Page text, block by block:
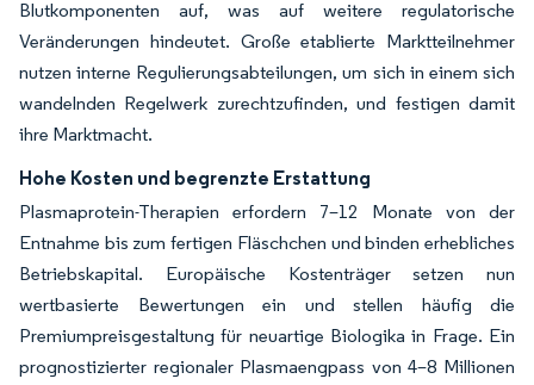
Blutkomponenten auf, was auf weitere regulatorische
Veränderungen hindeutet. Große etablierte Marktteilnehmer
nutzen interne Regulierungsabteilungen, um sich in einem sich
wandelnden Regelwerk zurechtzufinden, und festigen damit
ihre Marktmacht.
Hohe Kosten und begrenzte Erstattung
Plasmaprotein-Therapien erfordern 7–12 Monate von der
Entnahme bis zum fertigen Fläschchen und binden erhebliches
Betriebskapital. Europäische Kostenträger setzen nun
wertbasierte Bewertungen ein und stellen häufig die
Premiumpreisgestaltung für neuartige Biologika in Frage. Ein
prognostizierter regionaler Plasmaengpass von 4–8 Millionen